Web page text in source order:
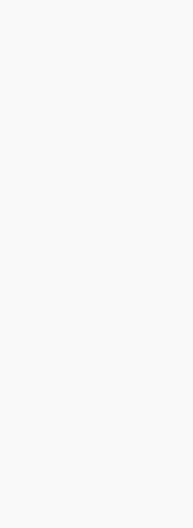
thực. Màn hình
khá hợp lý bởi nó
dài như màn hình